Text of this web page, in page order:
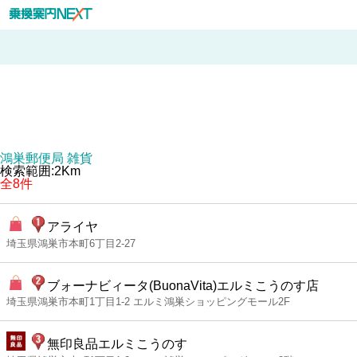
鴻巣郵便局 雑貨
検索範囲:2Km
全8件
アライヤ
埼玉県鴻巣市本町6丁目2-27
ブォーナビィータ(BuonaVita)エルミこうのす店
埼玉県鴻巣市本町1丁目1-2 エルミ鴻巣ショッピングモール2F
無印良品エルミこうのす